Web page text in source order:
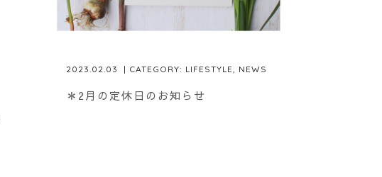
2023.02.03 | CATEGORY: LIFESTYLE NEWS
＊2月の定休日のお知らせ